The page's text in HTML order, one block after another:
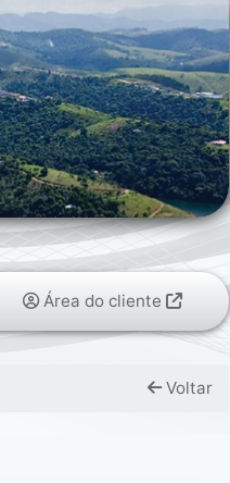
Área do cliente
Voltar